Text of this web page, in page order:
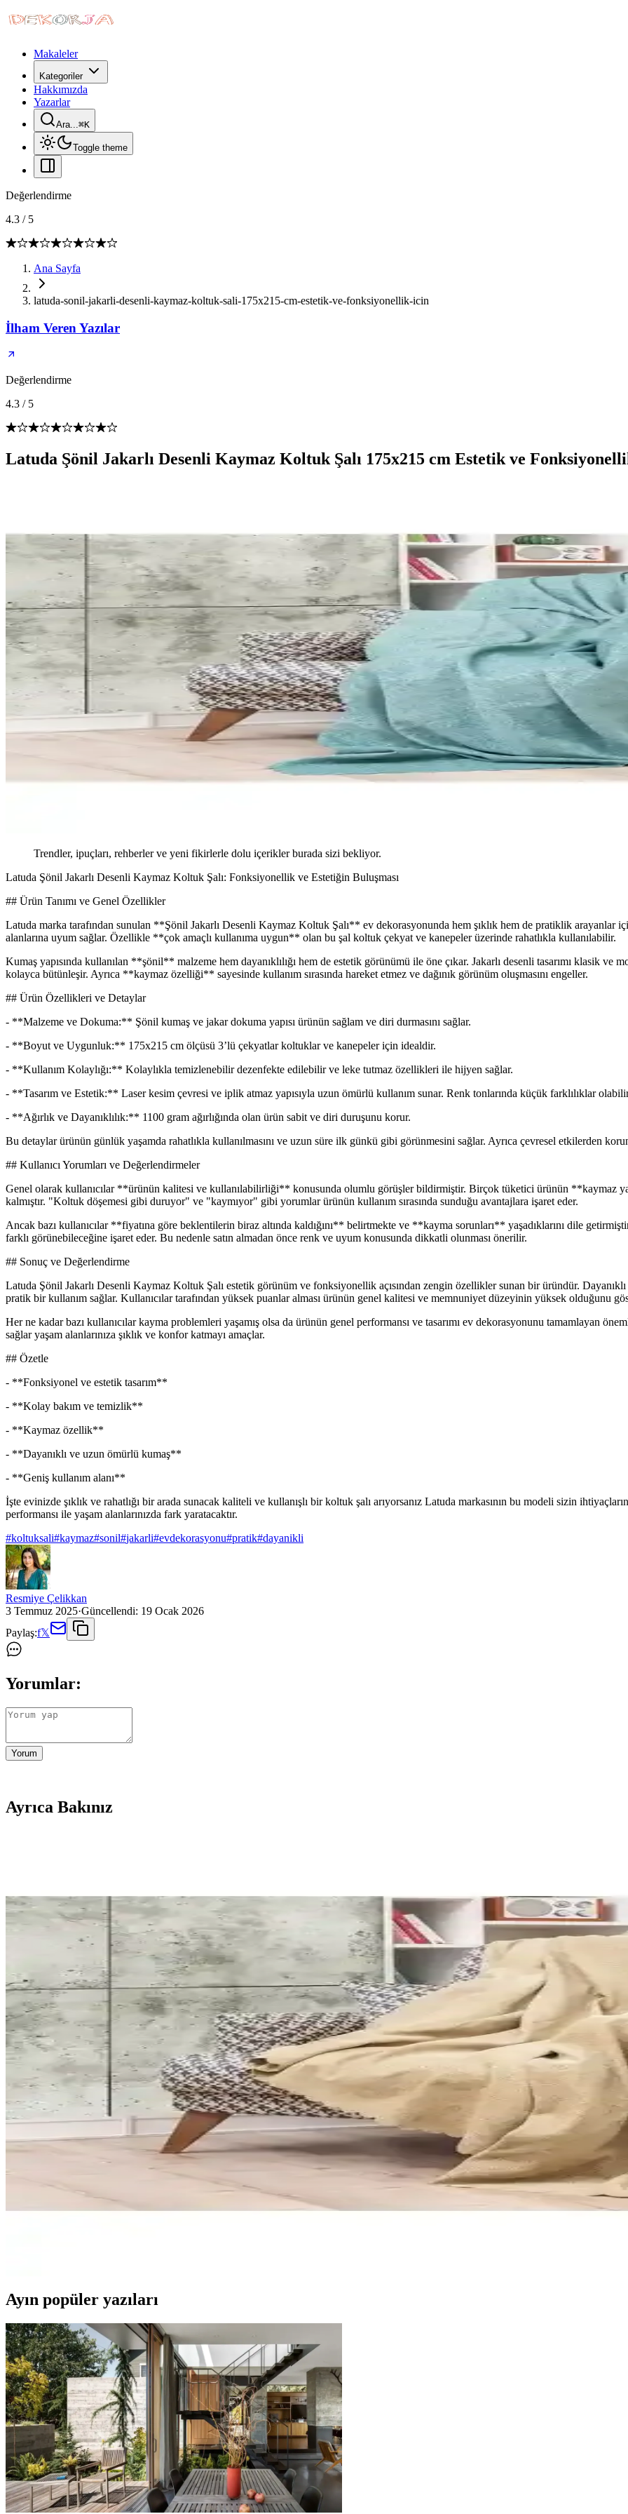
Makaleler
Kategoriler
Hakkımızda
Yazarlar
Ara...⌘K
Toggle theme
Değerlendirme
4.3 / 5
Ana Sayfa
latuda-sonil-jakarli-desenli-kaymaz-koltuk-sali-175x215-cm-estetik-ve-fonksiyonellik-icin
İlham Veren Yazılar
Değerlendirme
4.3 / 5
Latuda Şönil Jakarlı Desenli Kaymaz Koltuk Şalı 175x215 cm Estetik ve
Trendler, ipuçları, rehberler ve yeni fikirlerle dolu içerikler burada sizi bekliyor.
Latuda Şönil Jakarlı Desenli Kaymaz Koltuk Şalı: Fonksiyonellik ve Estetiğin Buluşması
## Ürün Tanımı ve Genel Özellikler
Latuda marka tarafından sunulan **Şönil Jakarlı Desenli Kaymaz Koltuk Şalı** ev dekorasyonunda hem şıklık hem de pratiklik
alanlarına uyum sağlar. Özellikle **çok amaçlı kullanıma uygun** olan bu şal koltuk çekyat ve kanepeler üzerinde rahatlıkla kullanılabilir.
Kumaş yapısında kullanılan **şönil** malzeme hem dayanıklılığı hem de estetik görünümü ile öne çıkar. Jakarlı desenli tasarımı klasik ve
kolayca bütünleşir. Ayrıca **kaymaz özelliği** sayesinde kullanım sırasında hareket etmez ve dağınık görünüm oluşmasını engeller.
## Ürün Özellikleri ve Detaylar
- **Malzeme ve Dokuma:** Şönil kumaş ve jakar dokuma yapısı ürünün sağlam ve diri durmasını sağlar.
- **Boyut ve Uygunluk:** 175x215 cm ölçüsü 3’lü çekyatlar koltuklar ve kanepeler için idealdir.
- **Kullanım Kolaylığı:** Kolaylıkla temizlenebilir dezenfekte edilebilir ve leke tutmaz özellikleri ile hijyen sağlar.
- **Tasarım ve Estetik:** Laser kesim çevresi ve iplik atmaz yapısıyla uzun ömürlü kullanım sunar. Renk tonlarında küçük farklılıklar olabilir
- **Ağırlık ve Dayanıklılık:** 1100 gram ağırlığında olan ürün sabit ve diri duruşunu korur.
Bu detaylar ürünün günlük yaşamda rahatlıkla kullanılmasını ve uzun süre ilk günkü gibi görünmesini sağlar. Ayrıca çevresel etkilerden
## Kullanıcı Yorumları ve Değerlendirmeler
Genel olarak kullanıcılar **ürünün kalitesi ve kullanılabilirliği** konusunda olumlu görüşler bildirmiştir. Birçok tüketici ürünün **kaymaz
kalmıştır. "Koltuk döşemesi gibi duruyor" ve "kaymıyor" gibi yorumlar ürünün kullanım sırasında sunduğu avantajlara işaret eder.
Ancak bazı kullanıcılar **fiyatına göre beklentilerin biraz altında kaldığını** belirtmekte ve **kayma sorunları** yaşadıklarını dile
farklı görünebileceğine işaret eder. Bu nedenle satın almadan önce renk ve uyum konusunda dikkatli olunması önerilir.
## Sonuç ve Değerlendirme
Latuda Şönil Jakarlı Desenli Kaymaz Koltuk Şalı estetik görünüm ve fonksiyonellik açısından zengin özellikler sunan bir üründür.
pratik bir kullanım sağlar. Kullanıcılar tarafından yüksek puanlar alması ürünün genel kalitesi ve memnuniyet düzeyinin yüksek olduğunu
Her ne kadar bazı kullanıcılar kayma problemleri yaşamış olsa da ürünün genel performansı ve tasarımı ev dekorasyonunu tamamlayan
sağlar yaşam alanlarınıza şıklık ve konfor katmayı amaçlar.
## Özetle
- **Fonksiyonel ve estetik tasarım**
- **Kolay bakım ve temizlik**
- **Kaymaz özellik**
- **Dayanıklı ve uzun ömürlü kumaş**
- **Geniş kullanım alanı**
İşte evinizde şıklık ve rahatlığı bir arada sunacak kaliteli ve kullanışlı bir koltuk şalı arıyorsanız Latuda markasının bu modeli sizin
performansı ile yaşam alanlarınızda fark yaratacaktır.
#koltuksali#kaymaz#sonil#jakarli#evdekorasyonu#pratik#dayanikli
Resmiye Çelikkan
3 Temmuz 2025·Güncellendi: 19 Ocak 2026
Paylaş:f𝕏
Yorumlar:
Yorum
Ayrıca Bakınız
Latuda Şönil Jakarlı Desenli Kaymaz Koltuk Şalı Ev Dekorasyonunda Şıklık ve Fonksiyonellik
Latuda şalı, Jakarlı desenli, kaymaz yapısıyla dayanıklı ve şık bir koltuk örtüsü. 175x215 cm ölçülerinde, kolay temizlenir ve uzun ömürlü
Latuda ürünleri karşılaştırması: kaymaz koltuk örtüsü ve koltuk şalı özellikleri
Latuda kaymaz koltuk örtüsü ve şalı, dayanıklı, kolay temizlenebilir ve evcil hayvan dostu özellikleriyle koltuklarınızı koruyan pratik
A.S.T Topdağı Tekstil Kaymaz Ağaçkabuğu Desenli Koltuk Şalı ve Koruma Ürünü
A.S.T Topdağı Tekstil'in kaymaz ve dayanıklı koltuk şalı, estetik tasarımıyla evinizde şıklık ve koruma sağlar, kolay yıkanabilirliğiyle uzun
Latuda Şönil Çift Taraflı Kaymaz Koltuk Şalı Modern ve Dayanıklı Tasarım
Latuda Concept'in çift taraflı kaymaz koltuk şalı, dayanıklı mikrofiber kumaşı ve modern tasarımıyla oturma alanlarınıza şıklık katarken,
Velerde Home Battal Boy Koltuk Şalı Modern ve Dayanıklı Oturma Odası Dekorasyonu İçin
Modern yaşam alanlarına uyum sağlayan, yıkanabilir ve kaydırmaz özelliğiyle öne çıkan Velerde Home Battal Boy Koltuk Şalı, estetik ve
Latuda Şönil Jakarlı Desenli Kaymaz Koltuk Şalı 175x215 cm Estetik ve Fonksiyonellik İçin
Latuda markasının 175x215 cm ölçülerinde kaymaz şönil jakarlı koltuk şalı, dayanıklı, kolay temizlenebilir ve estetik tasarımıyla oturma
Ayın popüler yazıları